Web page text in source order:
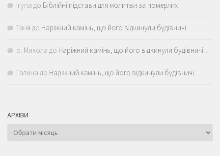
Iryna до Біблійні підстави для молитви за померлих
Таня до Наріжний камінь, що його відкинули будівничі…
о. Микола до Наріжний камінь, що його відкинули будівничі…
Галина до Наріжний камінь, що його відкинули будівничі…
АРХІВИ
Архіви